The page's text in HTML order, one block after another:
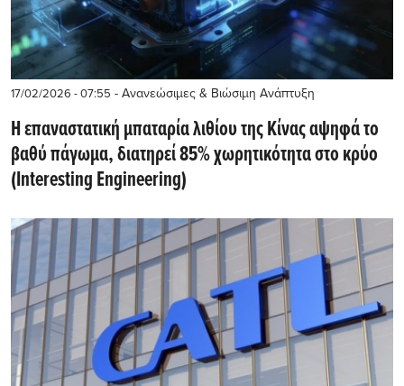
17/02/2026 - 07:55 - Ανανεώσιμες & Βιώσιμη Ανάπτυξη
Η επαναστατική μπαταρία λιθίου της Κίνας αψηφά το
βαθύ πάγωμα, διατηρεί 85% χωρητικότητα στο κρύο
(Interesting Engineering)